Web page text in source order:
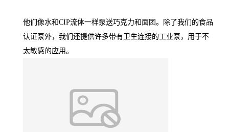
他们像水和CIP流体一样泵送巧克力和面团。除了我们的食品
认证泵外，我们还提供许多带有卫生连接的工业泵，用于不
太敏感的应用。